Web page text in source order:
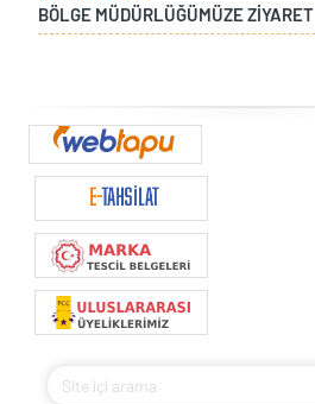
BÖLGE MÜDÜRLÜĞÜMÜZE ZİYARET